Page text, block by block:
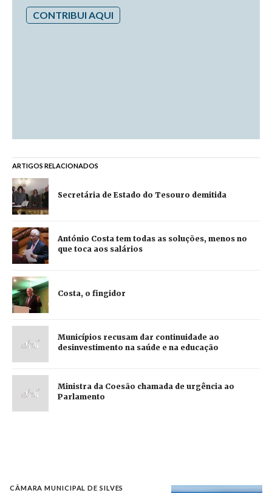
CONTRIBUI AQUI
ARTIGOS RELACIONADOS
Secretária de Estado do Tesouro demitida
António Costa tem todas as soluções, menos no
que toca aos salários
Costa, o fingidor
Municípios recusam dar continuidade ao
desinvestimento na saúde e na educação
Ministra da Coesão chamada de urgência ao
Parlamento
CÂMARA MUNICIPAL DE SILVES